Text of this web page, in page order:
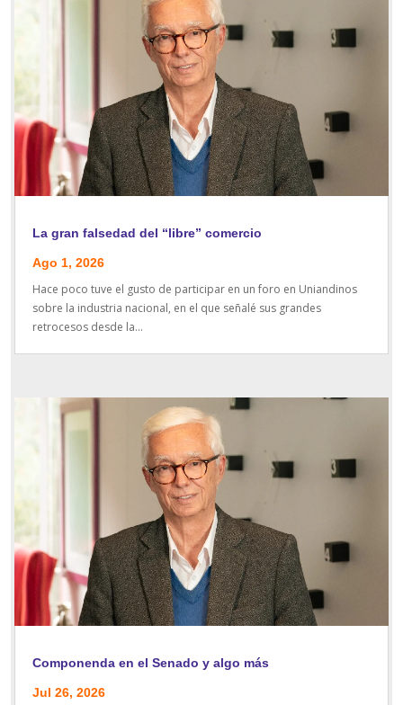
La gran falsedad del “libre” comercio
Ago 1, 2026
Hace poco tuve el gusto de participar en un foro en Uniandinos
sobre la industria nacional, en el que señalé sus grandes
retrocesos desde la...
Componenda en el Senado y algo más
Jul 26, 2026